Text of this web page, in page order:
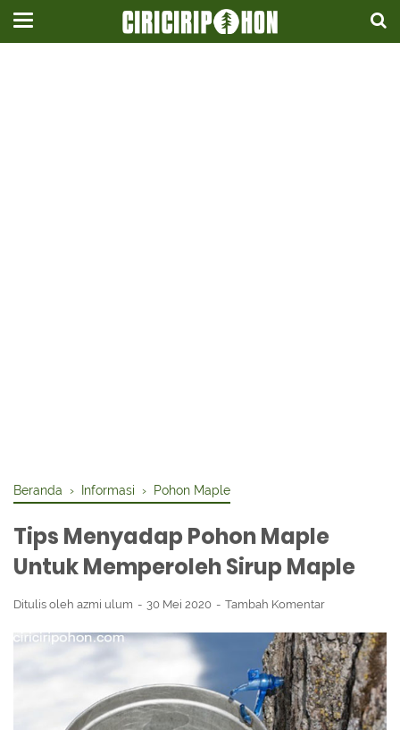
Beranda › Informasi › Pohon Maple
Tips Menyadap Pohon Maple
Untuk Memperoleh Sirup Maple
Ditulis oleh azmi ulum 30 Mei 2020 Tambah Komentar